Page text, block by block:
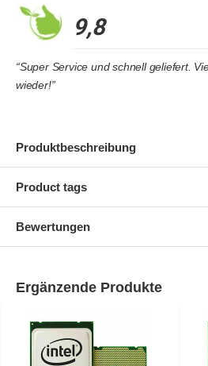
9,8
“Super Service und schnell geliefert.
wieder!”
Produktbeschreibung
Product tags
Bewertungen
Ergänzende Produkte